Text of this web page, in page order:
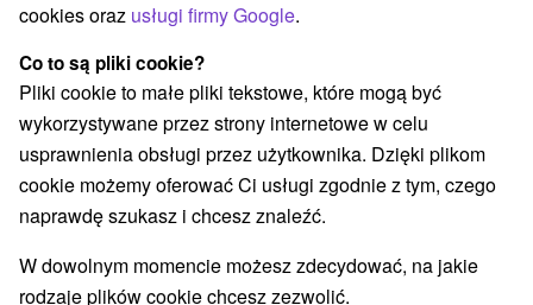
+421 952 236 050 teleport@akrylon.sk
Facebook
Opinii Google
TELEPORT Escape Room
Pri Podlužianke 3
934 01 Levice
GPS:
N +48° 12' 52.97''
E +18° 35' 51.32''
cookies oraz usługi firmy Google.
Co to są pliki cookie?
Pliki cookie to małe pliki tekstowe, które mogą być
wykorzystywane przez strony internetowe w celu
usprawnienia obsługi przez użytkownika. Dzięki plikom
cookie możemy oferować Ci usługi zgodnie z tym, czego
naprawdę szukasz i chcesz znaleźć.
W dowolnym momencie możesz zdecydować, na jakie
rodzaje plików cookie chcesz zezwolić.